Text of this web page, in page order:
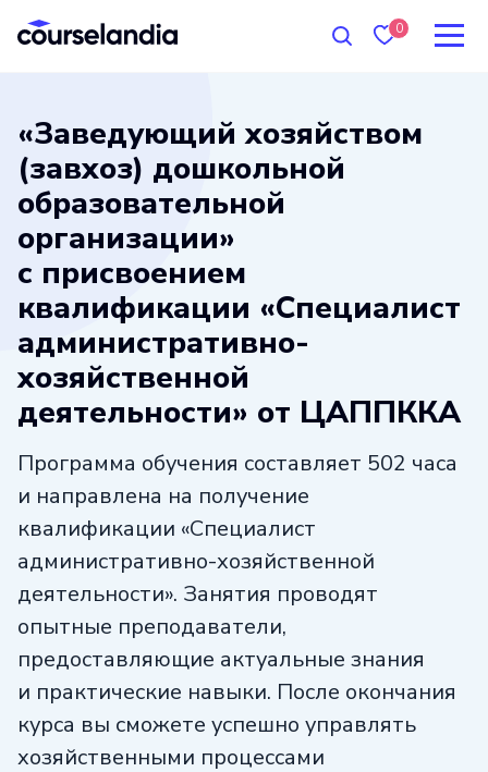
0
«Заведующий хозяйством
(завхоз) дошкольной
образовательной
организации»
с присвоением
квалификации «Специалист
административно-
хозяйственной
деятельности» от ЦАППККА
Программа обучения составляет 502 часа
и направлена на получение
квалификации «Специалист
административно-хозяйственной
деятельности». Занятия проводят
опытные преподаватели,
предоставляющие актуальные знания
и практические навыки. После окончания
курса вы сможете успешно управлять
хозяйственными процессами